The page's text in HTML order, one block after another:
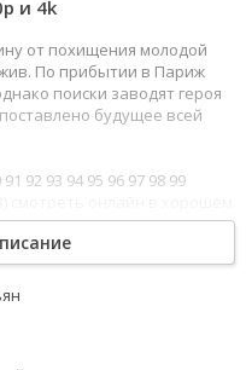
и 4k
от похищения молодой
жив. По прибытии в Париж
поиски заводят героя
будущее всей
91 92 93 94 95 96 97 98 99
на просторах